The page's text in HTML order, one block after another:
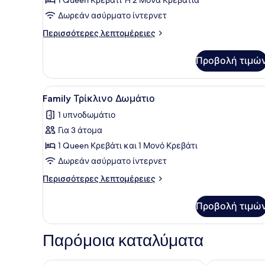
(Double)
Δωρεάν ασύρματο ίντερνετ
Περισσότερες λεπτομέρειες
Περισσότερες
Δωμάτιο
(Double)
Προβολή
Προβολή
όλων
των
φωτογραφιών
για
Family
Τρίκλινο
Δωμάτιο
Ένα σύγχρονο δωμάτιο
12
Family Τρίκλινο Δωμάτιο
1 υπνοδωμάτιο
Για 3 άτομα
1 Queen Κρεβάτι και 1 Μονό Κρεβάτι
Δωρεάν ασύρματο ίντερνετ
Περισσότερες λεπτομέρειες
Περισσότερες
Τρίκλινο
Προβολή
Παρόμοια καταλύματα